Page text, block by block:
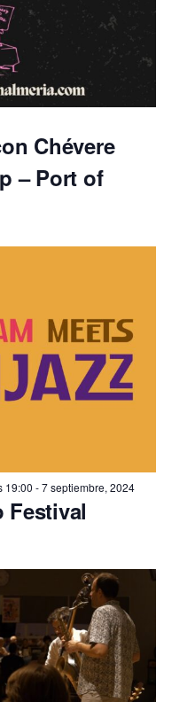
Chévere
– Port of
19:00 -7 septiembre, 2024
Festival